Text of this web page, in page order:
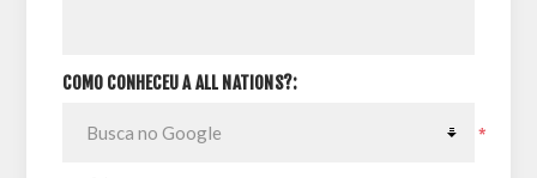
COMO CONHECEU A ALL NATIONS?:
*